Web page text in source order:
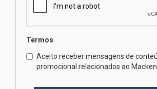
04.08.2026
Brasília prepara
estudantes para o
mesmo do Ensino
Termos
Aceito receber mensagens de
promocional relacionados ao